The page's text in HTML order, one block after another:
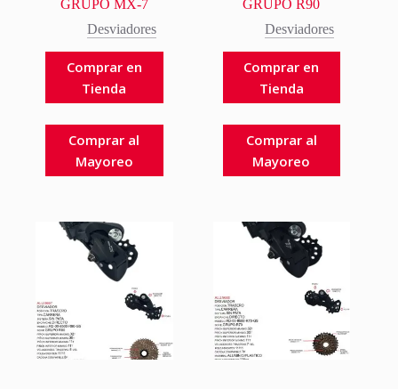
GRUPO MX-7
Desviadores
Comprar en
Tienda
Comprar al
Mayoreo
GRUPO R90
Desviadores
Comprar en
Tienda
Comprar al
Mayoreo